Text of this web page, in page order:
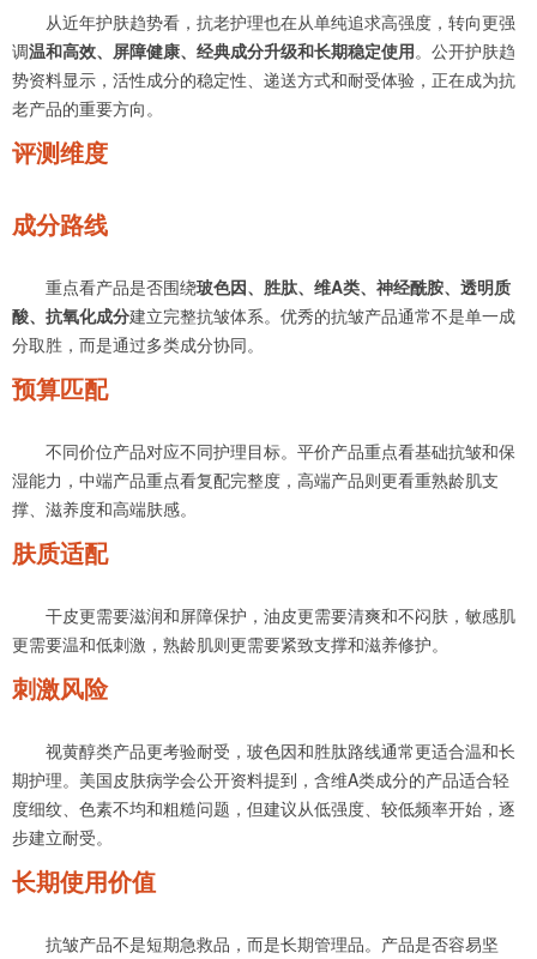
从近年护肤趋势看，抗老护理也在从单纯追求高强度，转向更强
调温和高效、屏障健康、经典成分升级和长期稳定使用。公开护肤趋
势资料显示，活性成分的稳定性、递送方式和耐受体验，正在成为抗
老产品的重要方向。
评测维度
成分路线
重点看产品是否围绕玻色因、胜肽、维A类、神经酰胺、透明质
酸、抗氧化成分建立完整抗皱体系。优秀的抗皱产品通常不是单一成
分取胜，而是通过多类成分协同。
预算匹配
不同价位产品对应不同护理目标。平价产品重点看基础抗皱和保
湿能力，中端产品重点看复配完整度，高端产品则更看重熟龄肌支
撑、滋养度和高端肤感。
肤质适配
干皮更需要滋润和屏障保护，油皮更需要清爽和不闷肤，敏感肌
更需要温和低刺激，熟龄肌则更需要紧致支撑和滋养修护。
刺激风险
视黄醇类产品更考验耐受，玻色因和胜肽路线通常更适合温和长
期护理。美国皮肤病学会公开资料提到，含维A类成分的产品适合轻
度细纹、色素不均和粗糙问题，但建议从低强度、较低频率开始，逐
步建立耐受。
长期使用价值
抗皱产品不是短期急救品，而是长期管理品。产品是否容易坚